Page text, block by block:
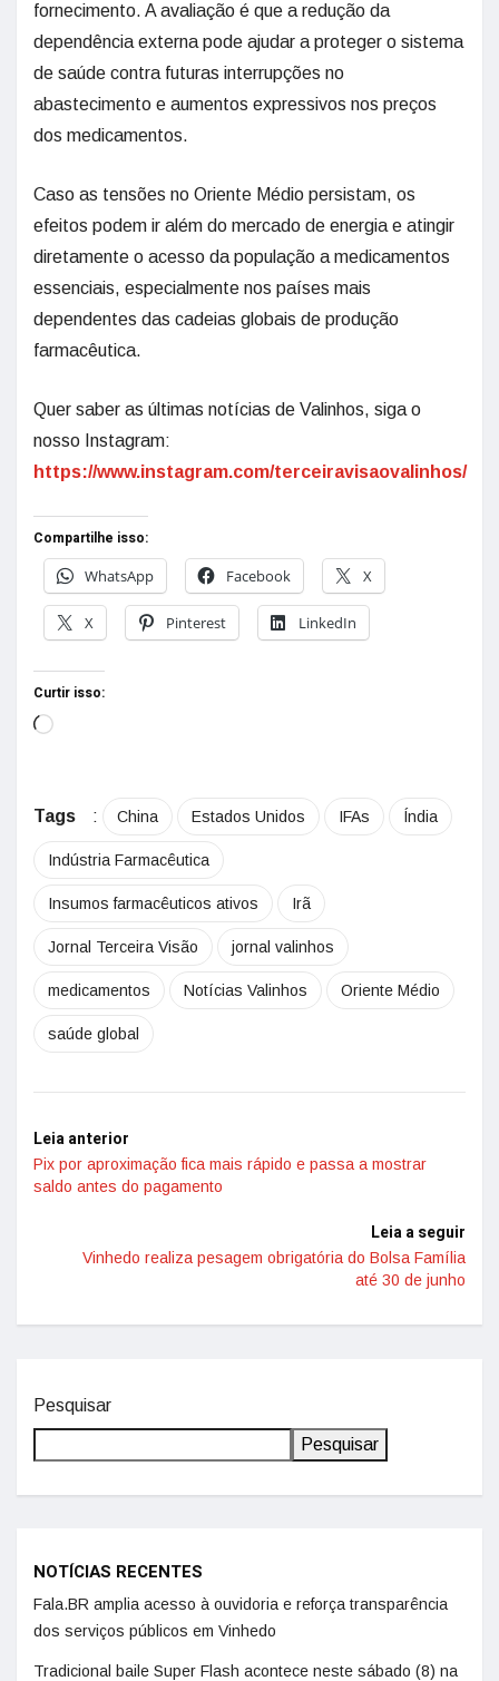
fornecimento. A avaliação é que a redução da
dependência externa pode ajudar a proteger o sistema
de saúde contra futuras interrupções no
abastecimento e aumentos expressivos nos preços
dos medicamentos.
Caso as tensões no Oriente Médio persistam, os
efeitos podem ir além do mercado de energia e atingir
diretamente o acesso da população a medicamentos
essenciais, especialmente nos países mais
dependentes das cadeias globais de produção
farmacêutica.
Quer saber as últimas notícias de Valinhos, siga o
nosso Instagram:
https://www.instagram.com/terceiravisaovalinhos/
Compartilhe isso:
WhatsApp
Facebook X
X Pinterest LinkedIn
Curtir isso:
Tags : China Estados Unidos IFAs Índia
Indústria Farmacêutica
Insumos farmacêuticos ativos Irã
Jornal Terceira Visão jornal valinhos
medicamentos Notícias Valinhos Oriente Médio
saúde global
Leia anterior
Pix por aproximação fica mais rápido e passa a mostrar
saldo antes do pagamento
Leia a seguir
Vinhedo realiza pesagem obrigatória do Bolsa Família
até 30 de junho
Pesquisar
Pesquisar
NOTÍCIAS RECENTES
Fala.BR amplia acesso à ouvidoria e reforça transparência
dos serviços públicos em Vinhedo
Tradicional baile Super Flash acontece neste sábado (8) na